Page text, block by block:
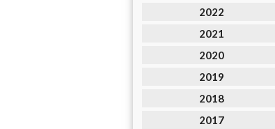
2022
2021
2020
2019
2018
2017